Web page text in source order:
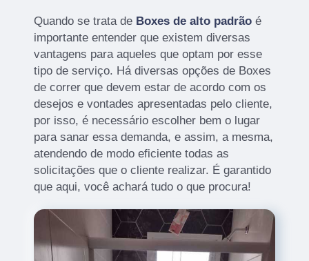
Quando se trata de Boxes de alto padrão é
importante entender que existem diversas
vantagens para aqueles que optam por esse
tipo de serviço. Há diversas opções de Boxes
de correr que devem estar de acordo com os
desejos e vontades apresentadas pelo cliente,
por isso, é necessário escolher bem o lugar
para sanar essa demanda, e assim, a mesma,
atendendo de modo eficiente todas as
solicitações que o cliente realizar. É garantido
que aqui, você achará tudo o que procura!